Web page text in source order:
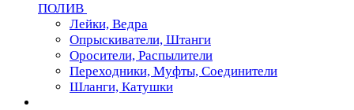
ПОЛИВ
Лейки, Ведра
Опрыскиватели, Штанги
Оросители, Распылители
Переходники, Муфты, Соединители
Шланги, Катушки